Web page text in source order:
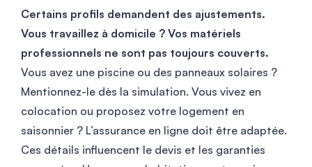
Certains profils demandent des ajustements.
Vous travaillez à domicile ? Vos matériels
professionnels ne sont pas toujours couverts.
Vous avez une piscine ou des panneaux solaires ?
Mentionnez-le dès la simulation. Vous vivez en
colocation ou proposez votre logement en
saisonnier ? L’assurance en ligne doit être adaptée.
Ces détails influencent le devis et les garanties